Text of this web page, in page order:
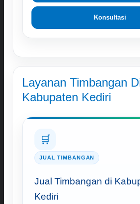
Konsultasi
Layanan Timbangan
Kabupaten Kediri
🛒
JUAL TIMBANGAN
Jual Timbangan di
Kediri